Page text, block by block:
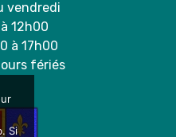
vendredi
12h00
à 17h00
fériés
Si